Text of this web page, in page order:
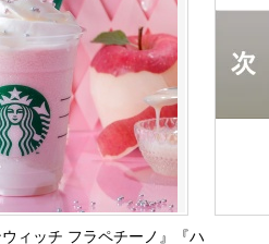
ィッチ フラペチーノ』『ハ